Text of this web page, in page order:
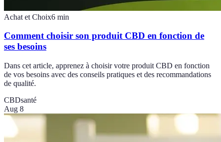
Achat et Choix6 min
Comment choisir son produit CBD en fonction de
ses besoins
Dans cet article, apprenez à choisir votre produit CBD en fonction
de vos besoins avec des conseils pratiques et des recommandations
de qualité.
CBDsanté
Aug 8